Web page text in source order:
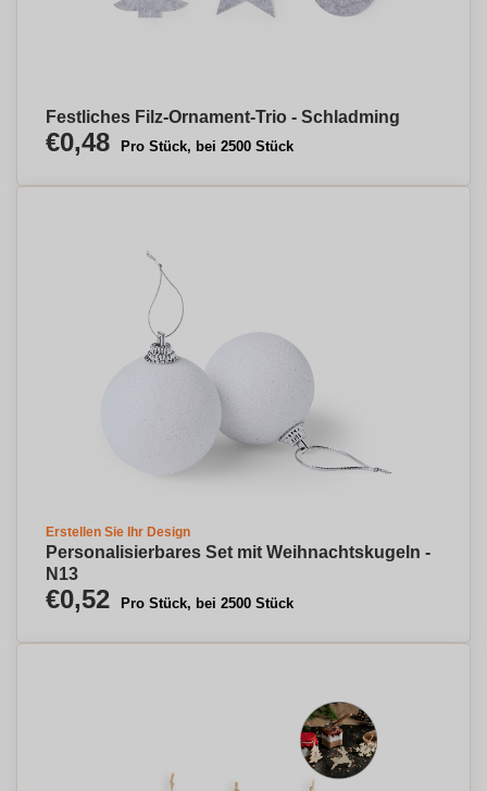
Festliches Filz-Ornament-Trio - Schladming
€0,48 Pro Stück, bei 2500 Stück
Erstellen Sie Ihr Design
Personalisierbares Set mit Weihnachtskugeln -
N13
€0,52 Pro Stück, bei 2500 Stück